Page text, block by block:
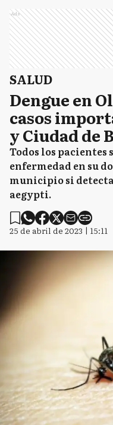
Ads
SALUD
Dengue en
casos
y Ciudad de
Todos los
enfermedad en su
municipio si
aegypti.
25 de abril de 2023 | 15:11